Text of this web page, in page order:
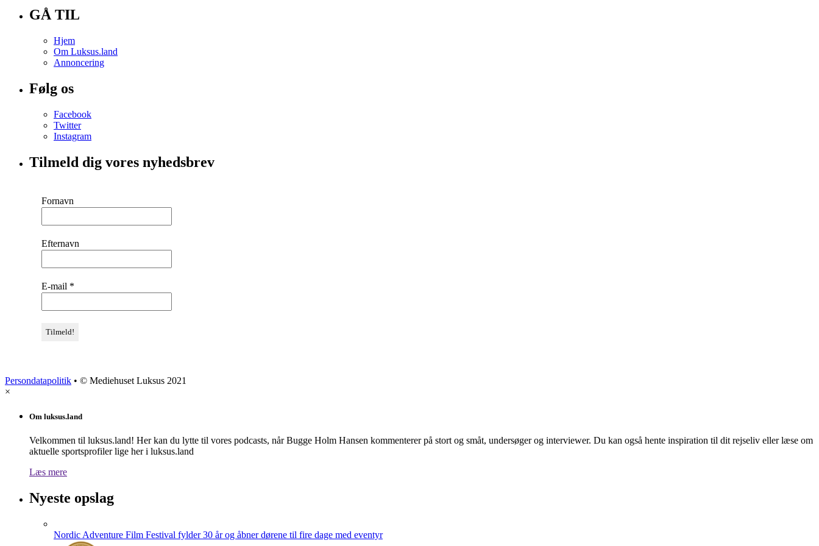
GÅ TIL
Hjem
Om Luksus.land
Annoncering
Følg os
Facebook
Twitter
Instagram
Tilmeld dig vores nyhedsbrev
Fornavn
Efternavn
E-mail *
Persondatapolitik • © Mediehuset Luksus 2021
×
Om luksus.land
Velkommen til luksus.land! Her kan du lytte til vores podcasts, når Bugge Holm Hansen kommenterer på stort og småt, undersøger og interviewer. Du kan også hente inspiration til dit rejseliv eller læse om
aktuelle sportsprofiler lige her i luksus.land
Læs mere
Nyeste opslag
Nordic Adventure Film Festival fylder 30 år og åbner dørene til fire dage med eventyr